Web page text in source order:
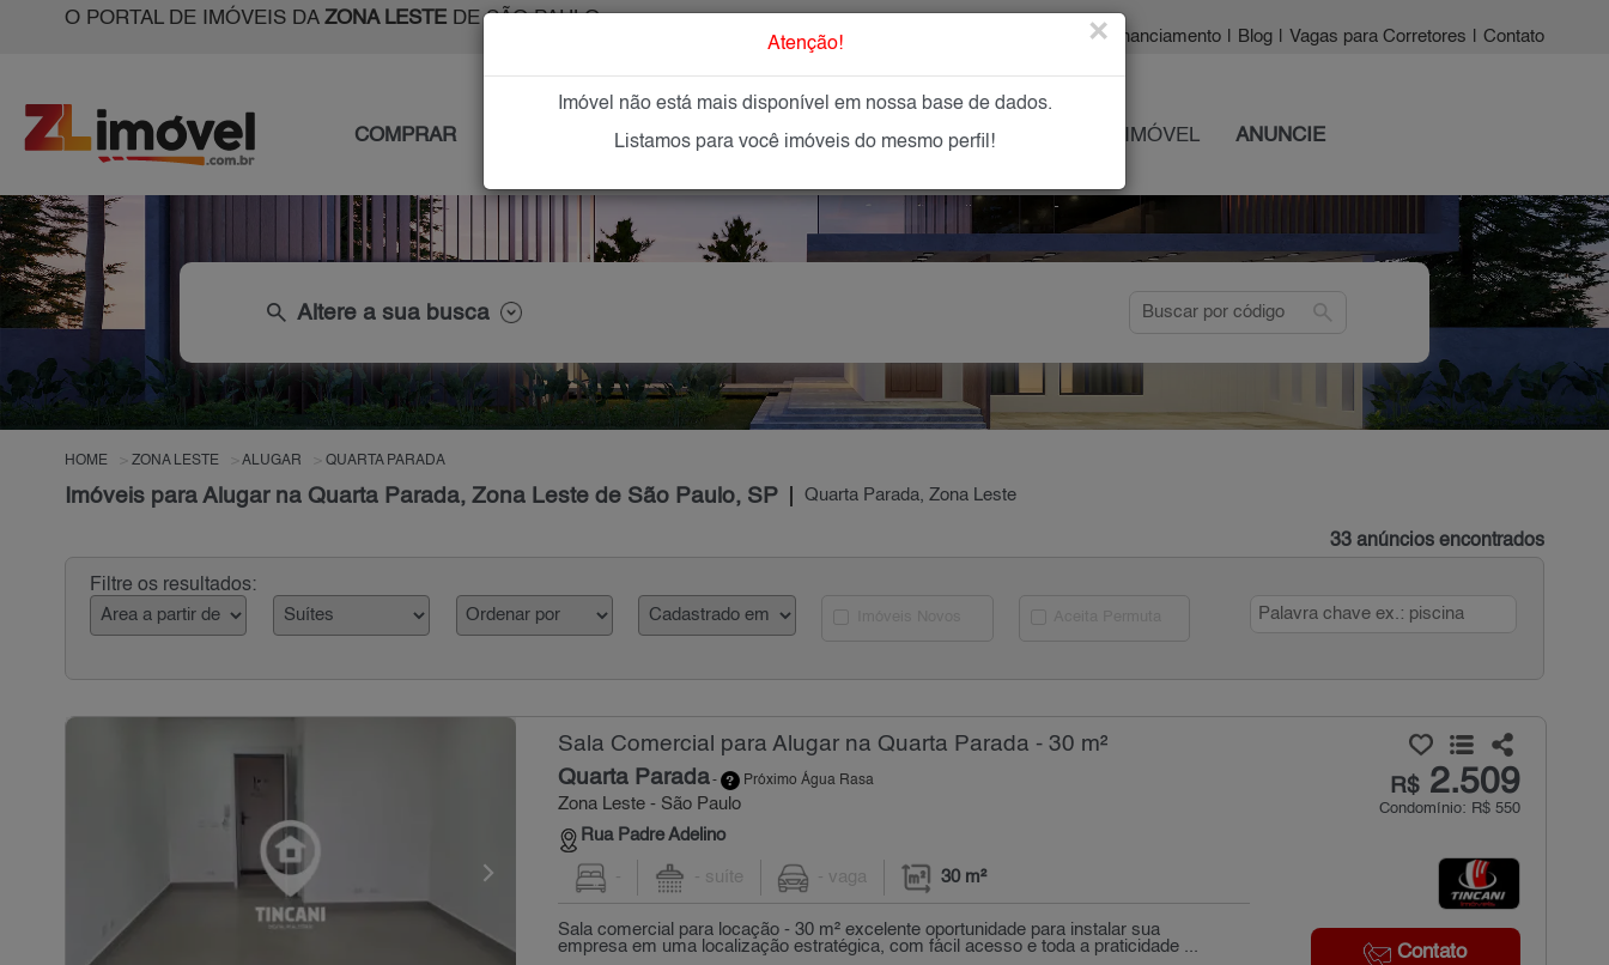
O PORTAL DE IMÓVEIS DA ZONA LESTEDE SÃO PAULO
| Financiamento Blog Vagas para Corretores Contato
COMPRAR IMÓVEIS NOVOS IMOBILIÁRIAS OFEREÇA SEU IMÓVEL ANUNCIE
search Altere a sua busca search
HOME ZONA LESTE ALUGAR QUARTA PARADA
Imóveis para Alugar na Quarta Parada, Zona Leste de São Paulo, SP Quarta Parada, Zona Leste
33 anúncios encontrados
Filtre os resultados:
Sala Comercial para Alugar na Quarta Parada - 30 m²
Quarta Parada- Próximo Água Rasa
Zona Leste - São Paulo
Rua Padre Adelino
R$2.509
Condomínio: R$ 550
Contato
- - suíte - vaga 30 m²
Sala comercial para locação - 30 m² excelente oportunidade para instalar sua
empresa em uma localização estratégica, com fácil acesso e toda a praticidade ...
Atenção! ×
Imóvel não está mais disponível em nossa base de dados.
Listamos para você imóveis do mesmo perfil!